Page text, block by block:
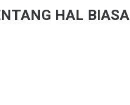
HAL BIASA